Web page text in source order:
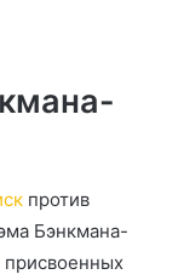
против
Бэнкмана-
присвоенных